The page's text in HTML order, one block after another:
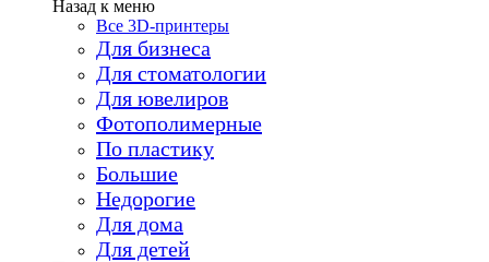
Назад к меню
Все 3D-принтеры
Для бизнеса
Для стоматологии
Для ювелиров
Фотополимерные
По пластику
Большие
Недорогие
Для дома
Для детей